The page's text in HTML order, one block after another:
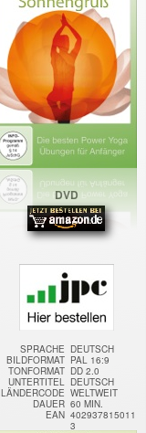
DVD
DEUTSCH
PAL 16:9
DD 2.0
DEUTSCH
WELTWEIT
60 MIN.
402937815011
3
SPRACHE
BILDFORMAT
TONFORMAT
UNTERTITEL
LÄNDERCODE
DAUER
EAN